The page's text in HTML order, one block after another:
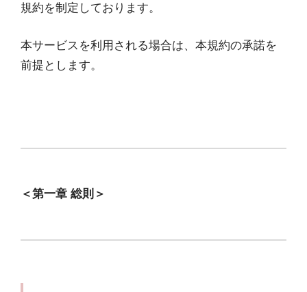
規約を制定しております。
本サービスを利用される場合は、本規約の承諾を
前提とします。
＜第一章 総則＞